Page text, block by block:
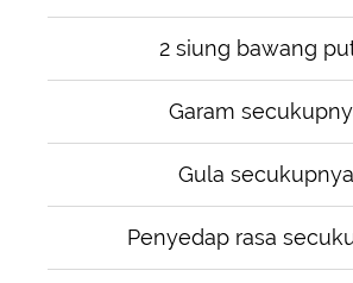
2 siung bawang
Garam
Gula secukupnya
Penyedap rasa